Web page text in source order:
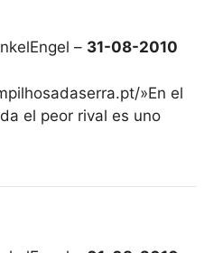
– 31-08-2010
»En el
el peor rival es uno